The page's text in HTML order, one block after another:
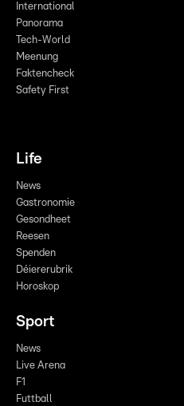
International
Panorama
Tech-World
Meenung
Faktencheck
Safety First
Life
News
Gastronomie
Gesondheet
Reesen
Spenden
Déiererubrik
Horoskop
Sport
News
Live Arena
F1
Futtball